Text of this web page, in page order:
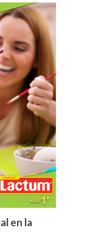
en la